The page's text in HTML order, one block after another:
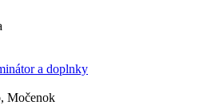
a doplnky
Močenok